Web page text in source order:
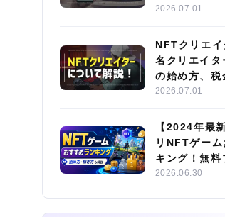
2026.07.01
NFTクリエ
名クリエイタ
の始め方、税
2026.07.01
【2024年最
リNFTゲー
キング！無料
2026.06.30